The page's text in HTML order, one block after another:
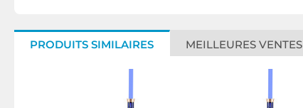
PRODUITS SIMILAIRES MEILLEURES VENTES